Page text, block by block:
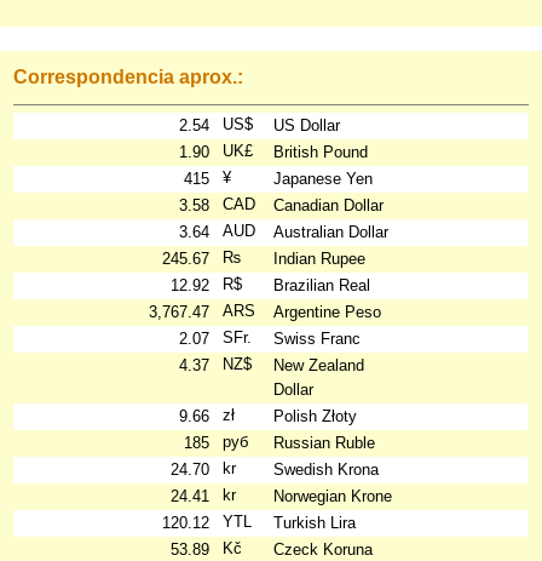
Correspondencia aprox.:
2.54 US$
US Dollar
1.90
UK£
British Pound
415
¥
Japanese Yen
3.58
CAD
Canadian Dollar
3.64
AUD
Australian Dollar
245.67
₨
Indian Rupee
12.92
R$
Brazilian Real
3,767.47
ARS
Argentine Peso
2.07
SFr.
Swiss Franc
4.37
NZ$
New Zealand
Dollar
9.66
zł
Polish Złoty
185
руб
Russian Ruble
24.70
kr
Swedish Krona
24.41
kr
Norwegian Krone
120.12
YTL
Turkish Lira
53.89
Kč Czeck Koruna